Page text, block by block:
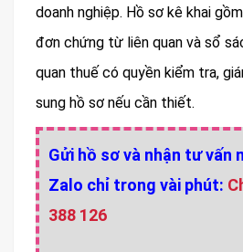
doanh nghiệp. Hồ sơ kê khai
đơn chứng từ liên quan và sổ
quan thuế có quyền kiểm tra,
sung hồ sơ nếu cần thiết.
Gửi hồ sơ và nhận tư vấn
Zalo chỉ trong vài phút:
388 126